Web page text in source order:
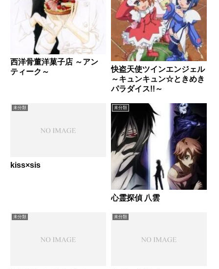
西洋骨董洋菓子店 ～アン
ティーク～
快盗天使ツインエンジェル
～キュンキュン☆ときめき
パラダイス!!～
未分類
kiss×sis
未分類
心霊探偵 八雲
未分類 未分類